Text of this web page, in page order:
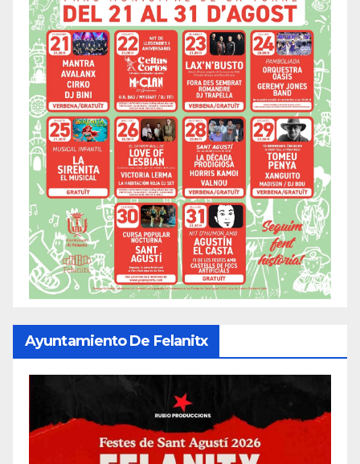
Ayuntamiento De Felanitx